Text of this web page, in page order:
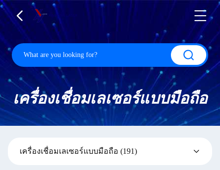
เครื่องเชื่อมเลเซอร์แบบมือถือ
เครื่องเชื่อมเลเซอร์แบบมือถือ (191)